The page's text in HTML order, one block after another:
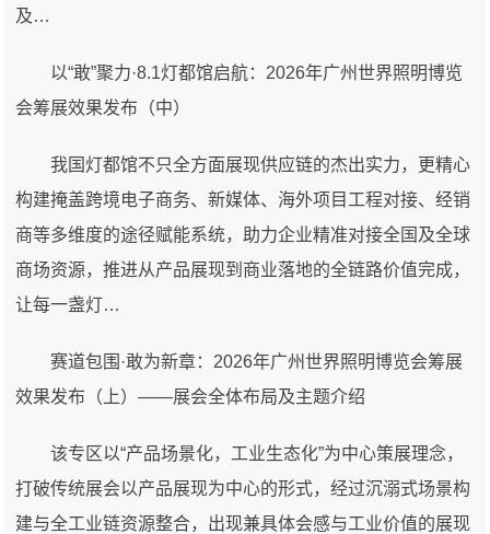
及…
以“敢”聚力·8.1灯都馆启航：2026年广州世界照明博览
会筹展效果发布（中）
我国灯都馆不只全方面展现供应链的杰出实力，更精心
构建掩盖跨境电子商务、新媒体、海外项目工程对接、经销
商等多维度的途径赋能系统，助力企业精准对接全国及全球
商场资源，推进从产品展现到商业落地的全链路价值完成，
让每一盏灯…
赛道包围·敢为新章：2026年广州世界照明博览会筹展
效果发布（上）——展会全体布局及主题介绍
该专区以“产品场景化，工业生态化”为中心策展理念，
打破传统展会以产品展现为中心的形式，经过沉溺式场景构
建与全工业链资源整合，出现兼具体会感与工业价值的展现